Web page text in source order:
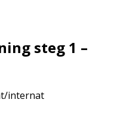
steg 1 –
internat